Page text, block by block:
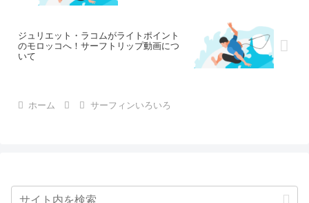
ジュリエット・ラコムがライトポイント
のモロッコへ！サーフトリップ動画につ
いて
ホーム サーフィンいろいろ